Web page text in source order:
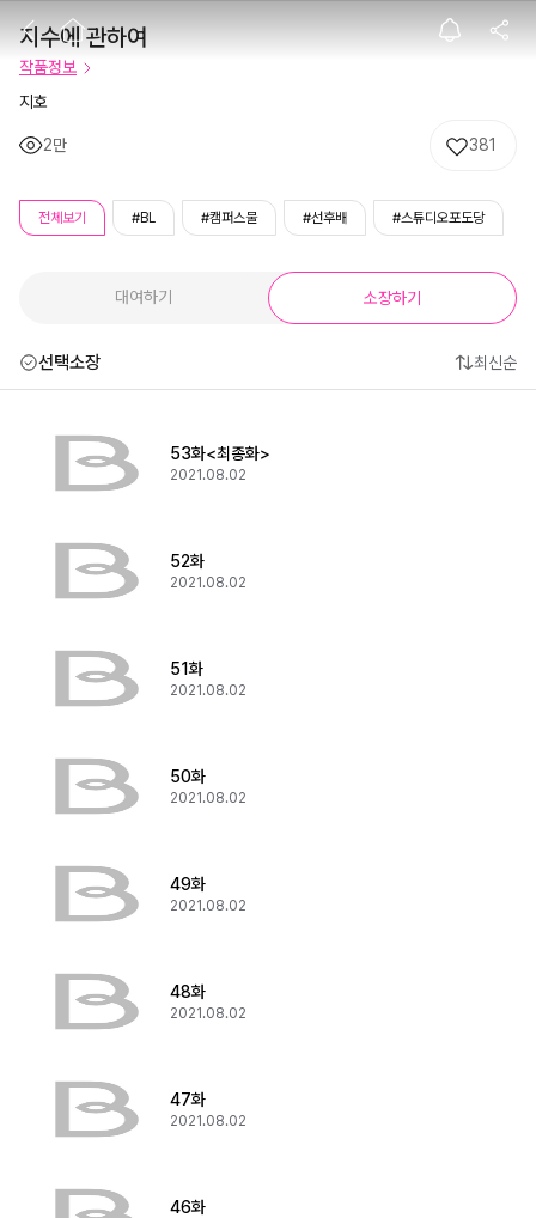
지수에 관하여
지수에 관하여
작품정보
지호
2만 381
전체보기 #BL #캠퍼스물 #선후배 #스튜디오포도당
대여하기 소장하기
선택소장 최신순
53화<최종화>
2021.08.02
52화
2021.08.02
51화
2021.08.02
50화
2021.08.02
49화
2021.08.02
48화
2021.08.02
47화
2021.08.02
46화